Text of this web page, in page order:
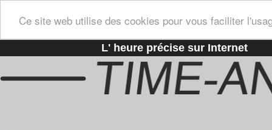
Ce site web utilise des cookies pour vous faciliter
L' heure précise sur Internet